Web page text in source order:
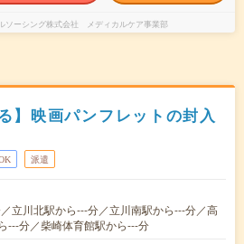
ソーシング株式会社 メディカルケア事業部
】映画パンフレットの封入
派遣
立川北駅から---分／立川南駅から---分／高
---分／柴崎体育館駅から---分